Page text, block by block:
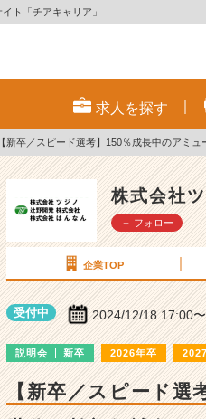
ト「チアキャリア」
求人を探す
【新卒／スピード選考】150％成長中のアミ
株式会社
＋ フォロー
企業TOP
受付中 2024/12/18 17:00
説明会 新卒 2026年卒
【新卒／スピード